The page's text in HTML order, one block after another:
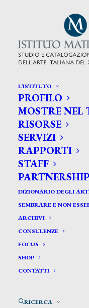
L’ISTITUTO
PROFILO
MOSTRE NEL
RISORSE
SERVIZI
RAPPORTI
STAFF
PARTNERSHIP
DIZIONARIO DEGLI
SEMBRARE E NON
ARCHIVI
CONSULENZE
FOCUS
SHOP
CONTATTI
RICERCA
CERCA TRA
Search
for: